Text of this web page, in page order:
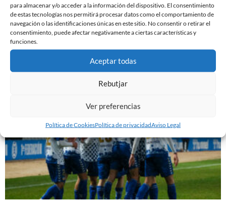
para almacenar y/o acceder a la información del dispositivo. El consentimiento
de estas tecnologías nos permitirá procesar datos como el comportamiento de
navegación o las identificaciones únicas en este sitio. No consentir o retirar el
consentimiento, puede afectar negativamente a ciertas características y
funciones.
Aceptar todas
Rebutjar
Ver preferencias
Política de CookiesPolítica de privacidadAviso Legal
EL SABADELL EMPATA ANTE LA CULTURAL EN LA
NOVA CREU ALTA
10 de marzo de 2024
Leer más »